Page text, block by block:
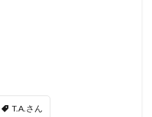
T.A.さん